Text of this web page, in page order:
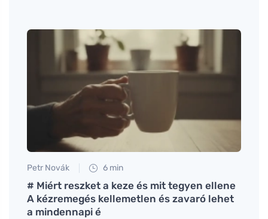
Petr Novák 6 min
# Miért reszket a keze és mit tegyen ellene
A kézremegés kellemetlen és zavaró lehet
a mindennapi é